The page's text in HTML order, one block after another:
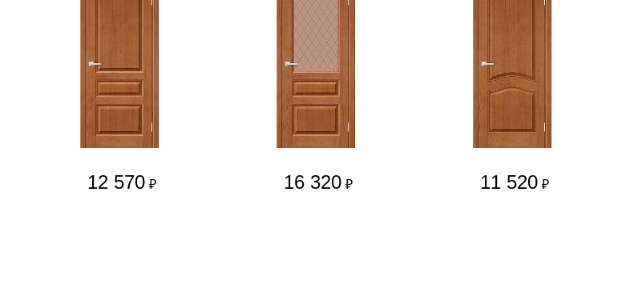
12 570 ₽ 16 320 ₽ 11 520 ₽